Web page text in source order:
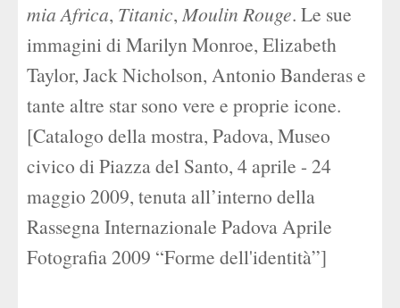
mia Africa, Titanic,Moulin Rouge. Le sue
immagini di Marilyn Monroe, Elizabeth
Taylor, Jack Nicholson, Antonio Banderas e
tante altre star sono vere e proprie icone.
[Catalogo della mostra, Padova, Museo
civico di Piazza del Santo, 4 aprile - 24
maggio 2009, tenuta all’interno della
Rassegna Internazionale Padova Aprile
Fotografia 2009 “Forme dell'identità”]